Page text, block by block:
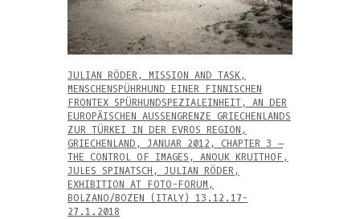
JULIAN RÖDER, MISSION AND TASK,
MENSCHENSPÜHRHUND EINER FINNISCHEN
FRONTEX SPÜRHUNDSPEZIALEINHEIT, AN DER
EUROPÄISCHEN AUSSENGRENZE GRIECHENLANDS
ZUR TÜRKEI IN DER EVROS REGION,
GRIECHENLAND, JANUAR 2012, CHAPTER 3 –
THE CONTROL OF IMAGES, ANOUK KRUITHOF,
JULES SPINATSCH, JULIAN RÖDER,
EXHIBITION AT FOTO-FORUM,
BOLZANO/BOZEN (ITALY) 13.12.17-
27.1.2018